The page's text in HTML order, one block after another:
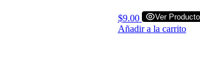
$9.00 Ver Producto
Añadir a la carrito